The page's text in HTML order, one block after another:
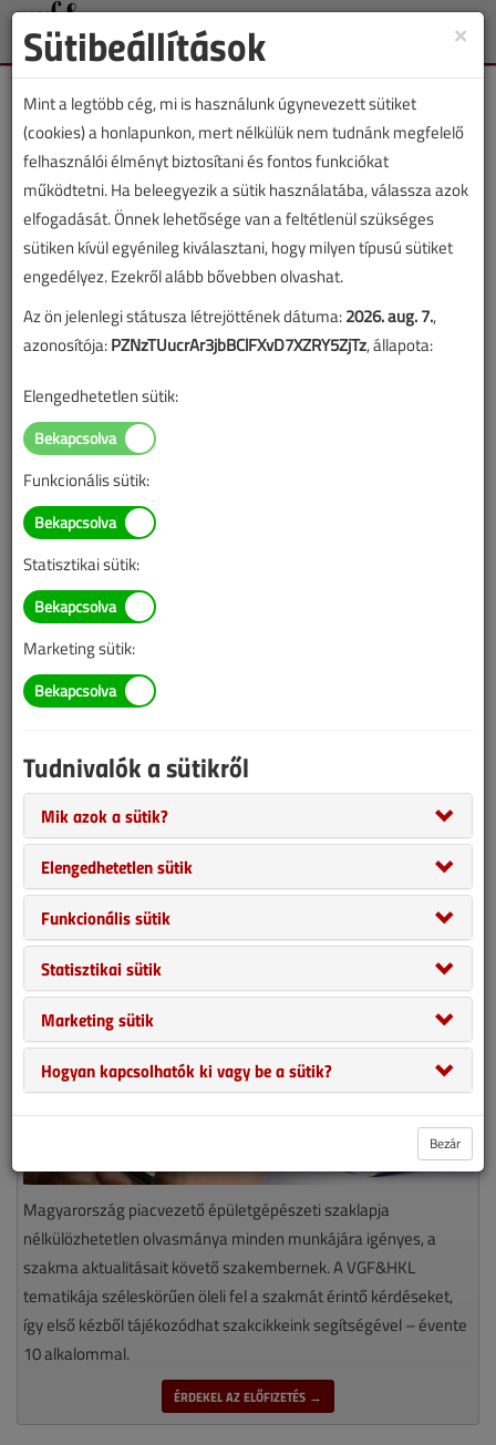
Toggle
VGF&HKL lapszámvásárlás
2022. októberi lapszám vásárlása
A lapszám megvásárlásával korlátlan hozzáférést kap a
lapszámot. A sikeres online elektronikus fizetést követően
azonnal aktiválódik a hozzáférés a lapszámhoz. A
hozzáférése nem évül el.
A rendeléshez kérjük, lépjen be!
Illetve, ha még nem tette meg, kérjük, regisztráljon!
Tudnivalók az online lapszámvásárlásról
Van más mód ahhoz, hogy hozzáférjek egy lapszámhoz?
A megvásárolt lapszámot megkapom nyomtatott
formában is?
Meddig érvényes a hozzáférés a megvásárolt
lapszámhoz?
VGF&HKL előfizetés
Magyarország piacvezető épületgépészeti szaklapja
nélkülözhetetlen olvasmánya minden munkájára igényes, a
szakma aktualitásait követő szakembernek. A VGF&HKL
tematikája széleskörűen öleli fel a szakmát érintő kérdéseket,
így első kézből tájékozódhat szakcikkeink segítségével – évente
10 alkalommal.
ÉRDEKEL AZ ELŐFIZETÉS →
×
Sütibeállítások
Mint a legtöbb cég, mi is használunk úgynevezett sütiket
(cookies) a honlapunkon, mert nélkülük nem tudnánk megfelelő
felhasználói élményt biztosítani és fontos funkciókat
működtetni. Ha beleegyezik a sütik használatába, válassza azok
elfogadását. Önnek lehetősége van a feltétlenül szükséges
sütiken kívül egyénileg kiválasztani, hogy milyen típusú sütiket
engedélyez. Ezekről alább bővebben olvashat.
Az ön jelenlegi státusza létrejöttének dátuma:2026. aug. 7.,
azonosítója:PZNzTUucrAr3jbBClFXvD7XZRY5ZjTz, állapota:
Elengedhetetlen sütik:
Funkcionális sütik:
Statisztikai sütik:
Marketing sütik:
Tudnivalók a sütikről
Mik azok a sütik?
Elengedhetetlen sütik
Funkcionális sütik
Statisztikai sütik
Marketing sütik
Hogyan kapcsolhatók ki vagy be a sütik?
Bezár